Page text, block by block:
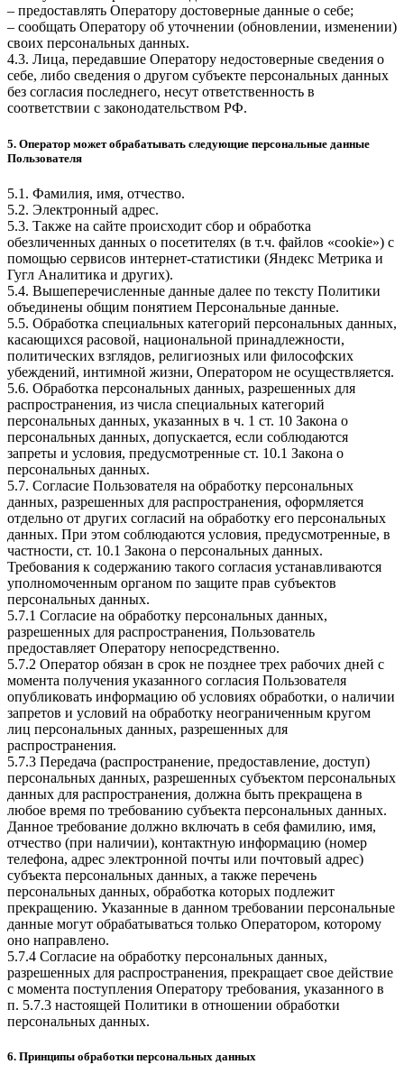
– предоставлять Оператору достоверные данные о себе;
– сообщать Оператору об уточнении (обновлении, изменении)
своих персональных данных.
4.3. Лица, передавшие Оператору недостоверные сведения о
себе, либо сведения о другом субъекте персональных данных
без согласия последнего, несут ответственность в
соответствии с законодательством РФ.
5. Оператор может обрабатывать следующие персональные данные
Пользователя
5.1. Фамилия, имя, отчество.
5.2. Электронный адрес.
5.3. Также на сайте происходит сбор и обработка
обезличенных данных о посетителях (в т.ч. файлов «cookie») с
помощью сервисов интернет-статистики (Яндекс Метрика и
Гугл Аналитика и других).
5.4. Вышеперечисленные данные далее по тексту Политики
объединены общим понятием Персональные данные.
5.5. Обработка специальных категорий персональных данных,
касающихся расовой, национальной принадлежности,
политических взглядов, религиозных или философских
убеждений, интимной жизни, Оператором не осуществляется.
5.6. Обработка персональных данных, разрешенных для
распространения, из числа специальных категорий
персональных данных, указанных в ч. 1 ст. 10 Закона о
персональных данных, допускается, если соблюдаются
запреты и условия, предусмотренные ст. 10.1 Закона о
персональных данных.
5.7. Согласие Пользователя на обработку персональных
данных, разрешенных для распространения, оформляется
отдельно от других согласий на обработку его персональных
данных. При этом соблюдаются условия, предусмотренные, в
частности, ст. 10.1 Закона о персональных данных.
Требования к содержанию такого согласия устанавливаются
уполномоченным органом по защите прав субъектов
персональных данных.
5.7.1 Согласие на обработку персональных данных,
разрешенных для распространения, Пользователь
предоставляет Оператору непосредственно.
5.7.2 Оператор обязан в срок не позднее трех рабочих дней с
момента получения указанного согласия Пользователя
опубликовать информацию об условиях обработки, о наличии
запретов и условий на обработку неограниченным кругом
лиц персональных данных, разрешенных для
распространения.
5.7.3 Передача (распространение, предоставление, доступ)
персональных данных, разрешенных субъектом персональных
данных для распространения, должна быть прекращена в
любое время по требованию субъекта персональных данных.
Данное требование должно включать в себя фамилию, имя,
отчество (при наличии), контактную информацию (номер
телефона, адрес электронной почты или почтовый адрес)
субъекта персональных данных, а также перечень
персональных данных, обработка которых подлежит
прекращению. Указанные в данном требовании персональные
данные могут обрабатываться только Оператором, которому
оно направлено.
5.7.4 Согласие на обработку персональных данных,
разрешенных для распространения, прекращает свое действие
с момента поступления Оператору требования, указанного в
п. 5.7.3 настоящей Политики в отношении обработки
персональных данных.
6. Принципы обработки персональных данных